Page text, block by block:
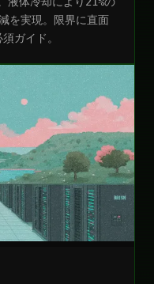
を実現。限界に直面
ガイド。